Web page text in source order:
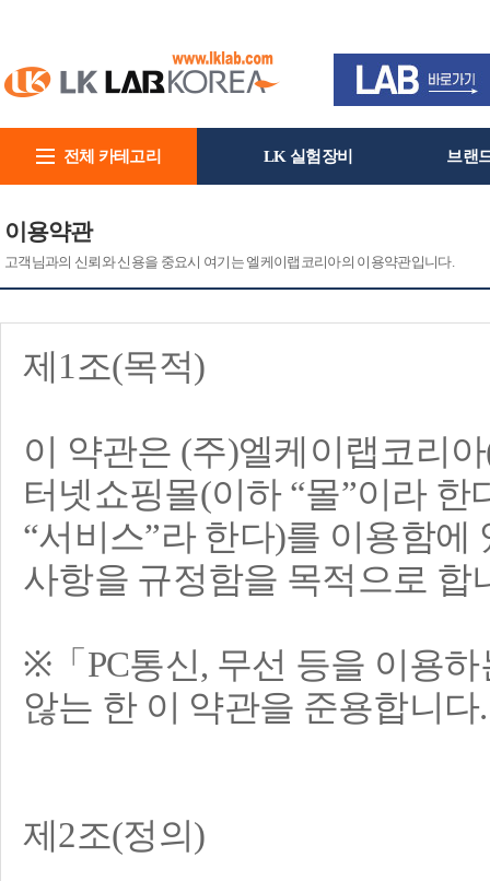
전체 카테고리 LK 실험장비 브랜
이용약관
고객님과의 신뢰와 신용을 중요시 여기는 엘케이랩코리아의 이용약관입니다.